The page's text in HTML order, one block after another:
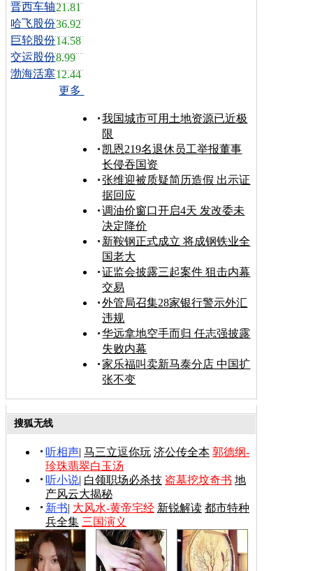
晋西车轴21.81
哈飞股份36.92
巨轮股份14.58
交运股份8.99
渤海活塞12.44
更多
我国城市可用土地资源已近极
限
凯恩219名退休员工举报董事
长侵吞国资
张维迎被质疑简历造假 出示证
据回应
调油价窗口开启4天 发改委未
决定降价
新鞍钢正式成立 将成钢铁业全
国老大
证监会披露三起案件 狙击内幕
交易
外管局召集28家银行警示外汇
违规
华远拿地空手而归 任志强披露
失败内幕
家乐福叫卖新马泰分店 中国扩
张不变
搜狐无线
听相声| 马三立逗你玩 济公传全本 郭德纲-
珍珠翡翠白玉汤
听小说| 白领职场必杀技 盗墓挖坟奇书 地
产风云大揭秘
新书| 大风水-黄帝宅经 新锐解读 都市特种
兵全集 三国演义